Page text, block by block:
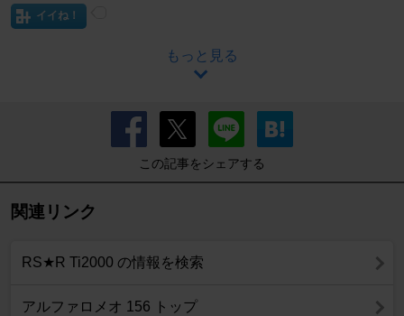
イイね！
もっと見る
この記事をシェアする
関連リンク
RS★R Ti2000 の情報を検索
アルファロメオ 156 トップ